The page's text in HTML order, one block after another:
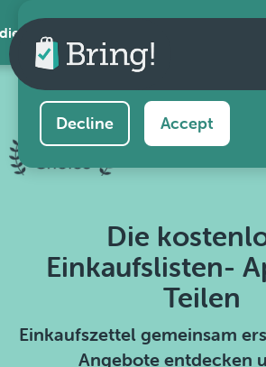
AppThis website uses cookies to
best experience on our website.
Decline Accept
Die
Einkaufslisten-
Teilen
Einkaufszettel gemeinsam
Angebote entdecken